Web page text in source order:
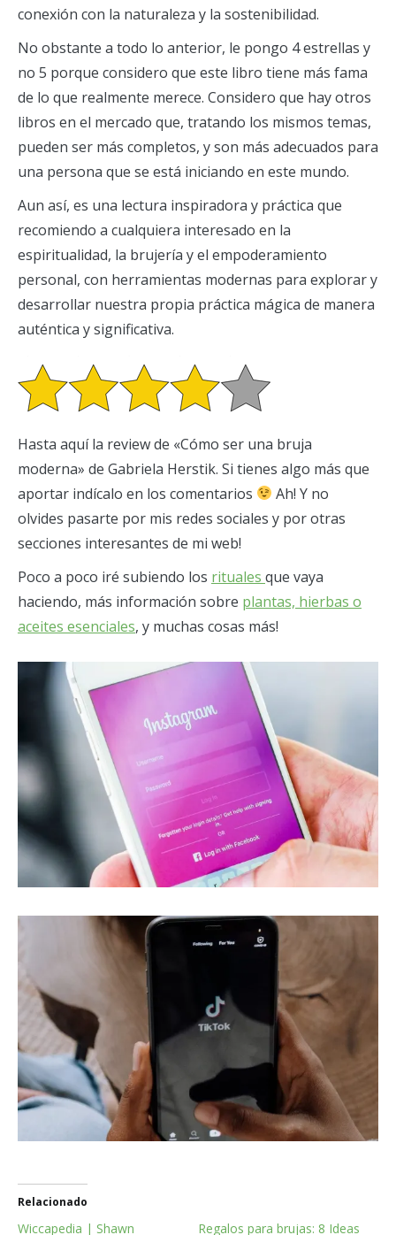
conexión con la naturaleza y la sostenibilidad.
No obstante a todo lo anterior, le pongo 4 estrellas y
no 5 porque considero que este libro tiene más fama
de lo que realmente merece. Considero que hay otros
libros en el mercado que, tratando los mismos temas,
pueden ser más completos, y son más adecuados para
una persona que se está iniciando en este mundo.
Aun así, es una lectura inspiradora y práctica que
recomiendo a cualquiera interesado en la
espiritualidad, la brujería y el empoderamiento
personal, con herramientas modernas para explorar y
desarrollar nuestra propia práctica mágica de manera
auténtica y significativa.
Hasta aquí la review de «Cómo ser una bruja
moderna» de Gabriela Herstik. Si tienes algo más que
aportar indícalo en los comentarios
Ah! Y no
olvides pasarte por mis redes sociales y por otras
secciones interesantes de mi web!
Poco a poco iré subiendo los rituales que vaya
haciendo, más información sobre plantas, hierbas o
aceites esenciales, y muchas cosas más!
Relacionado
Wiccapedia | Shawn Regalos para brujas: 8 Ideas